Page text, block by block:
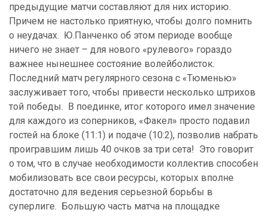
предыдущие матчи составляют для них историю.
Причем не настолько приятную, чтобы долго помнить
о неудачах. Ю.Панченко об этом периоде вообще
ничего не знает – для нового «рулевого» гораздо
важнее нынешнее состояние волейболисток.
Последний матч регулярного сезона с «Тюменью»
заслуживает того, чтобы привести несколько штрихов
той победы. В поединке, итог которого имел значение
для каждого из соперников, «Факел» просто подавил
гостей на блоке (11:1) и подаче (10:2), позволив набрать
проигравшим лишь 40 очков за три сета! Это говорит
о том, что в случае необходимости коллектив способен
мобилизовать все свои ресурсы, которых вполне
достаточно для ведения серьезной борьбы в
суперлиге. Большую часть матча на площадке